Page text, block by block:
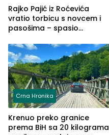
Rajko Pajić iz Roćevića
vratio torbicu s novcem i
pasošima – spasio
Grčkoj
Crna Hronika
Krenuo preko granice
prema BiH sa 20 kilograma